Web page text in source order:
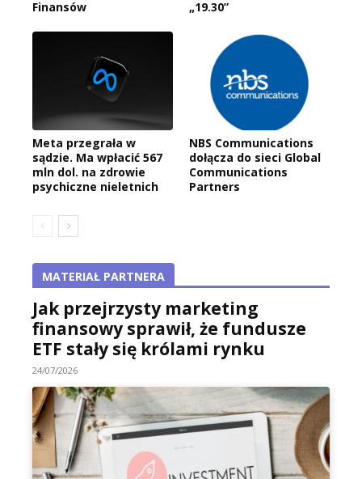
Finansów
„19.30”
Meta przegrała w
sądzie. Ma wpłacić 567
mln dol. na zdrowie
psychiczne nieletnich
NBS Communications
dołącza do sieci Global
Communications
Partners
MATERIAŁ PARTNERA
Jak przejrzysty marketing
finansowy sprawił, że fundusze
ETF stały się królami rynku
24/07/2026